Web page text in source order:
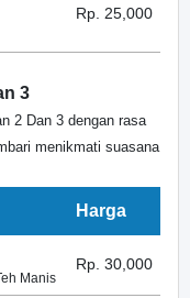
Rp. 25,000
3
2 Dan 3 dengan rasa
menikmati suasana
Harga
Manis
Rp. 30,000